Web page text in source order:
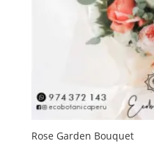
Rose Garden Bouquet